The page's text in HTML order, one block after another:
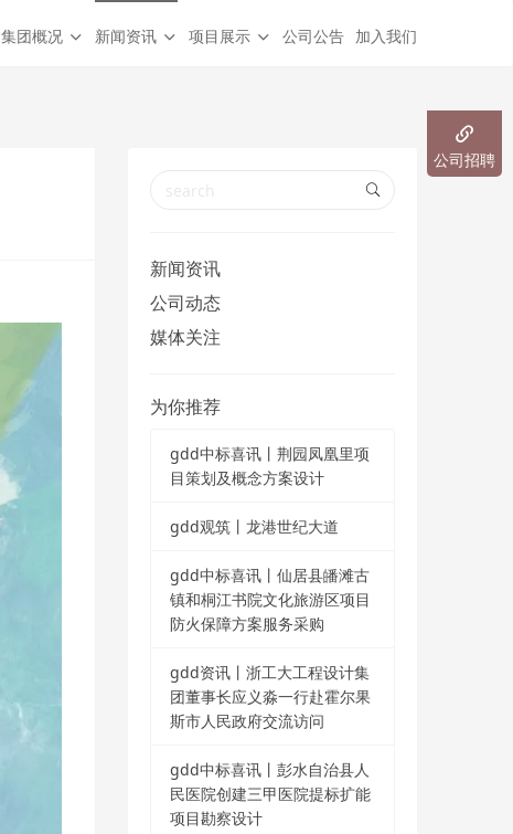
集团概况 新闻资讯 项目展示 公司公告 加入我们
新闻资讯
公司动态
媒体关注
为你推荐
gdd中标喜讯丨荆园凤凰里项
目策划及概念方案设计
gdd观筑丨龙港世纪大道
gdd中标喜讯丨仙居县皤滩古
镇和桐江书院文化旅游区项目
防火保障方案服务采购
gdd资讯丨浙工大工程设计集
团董事长应义淼一行赴霍尔果
斯市人民政府交流访问
gdd中标喜讯丨彭水自治县人
民医院创建三甲医院提标扩能
项目勘察设计
公司招聘